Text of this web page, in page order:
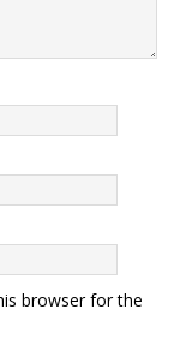
browser for the